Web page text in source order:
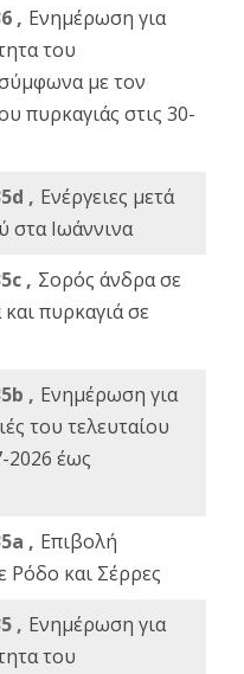
, Ενημέρωση για
του
με τον
πυρκαγιάς στις 30-
, Ενέργειες μετά
στα Ιωάννινα
, Σορός άνδρα σε
πυρκαγιά σε
, Ενημέρωση για
του τελευταίου
έως
, Eπιβολή
Ρόδο και Σέρρες
, Ενημέρωση για
του